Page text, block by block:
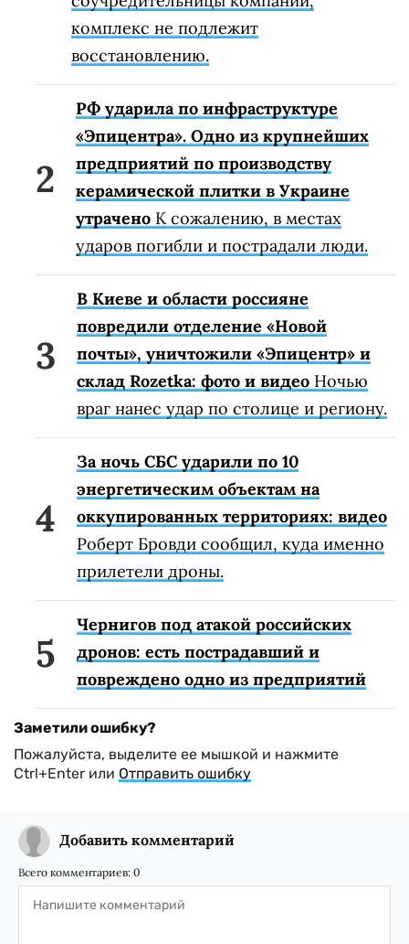
комплекс не подлежит
восстановлению.
РФ ударила по инфраструктуре
«Эпицентра». Одно из крупнейших
предприятий по производству
керамической плитки в Украине
утрачено К сожалению, в местах
ударов погибли и пострадали люди.
В Киеве и области россияне
повредили отделение «Новой
почты», уничтожили «Эпицентр» и
склад Rozetka: фото и видео Ночью
враг нанес удар по столице и региону.
За ночь СБС ударили по 10
энергетическим объектам на
оккупированных территориях: видео
Роберт Бровди сообщил, куда именно
прилетели дроны.
Чернигов под атакой российских
дронов: есть пострадавший и
повреждено одно из предприятий
Заметили ошибку?
Пожалуйста, выделите ее мышкой и нажмите
Ctrl+Enter или Отправить ошибку
Добавить комментарий
Всего комментариев: 0